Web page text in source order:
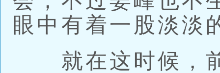
眼中有着一股淡淡
就在这时候，前